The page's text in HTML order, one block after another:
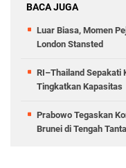
BACA JUGA
Luar Biasa, Momen
London Stansted
RI–Thailand Sepakati
Tingkatkan Kapasitas
Prabowo Tegaskan
Brunei di Tengah